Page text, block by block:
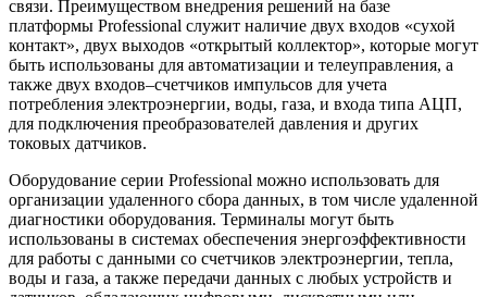
связи. Преимуществом внедрения решений на базе
платформы Professional служит наличие двух входов «сухой
контакт», двух выходов «открытый коллектор», которые могут
быть использованы для автоматизации и телеуправления, а
также двух входов–счетчиков импульсов для учета
потребления электроэнергии, воды, газа, и входа типа АЦП,
для подключения преобразователей давления и других
токовых датчиков.
Оборудование серии Professional можно использовать для
организации удаленного сбора данных, в том числе удаленной
диагностики оборудования. Терминалы могут быть
использованы в системах обеспечения энергоэффективности
для работы с данными со счетчиков электроэнергии, тепла,
воды и газа, а также передачи данных с любых устройств и